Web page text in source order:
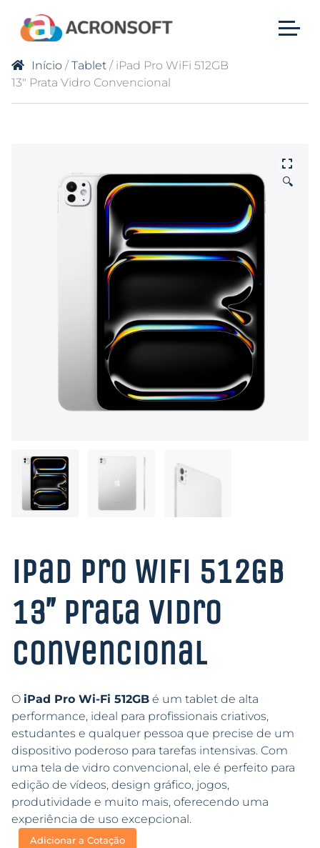
Início /Tablet / iPad Pro WiFi 512GB
13″ Prata Vidro Convencional
🔍
iPad Pro WiFi 512GB
13″ Prata Vidro
Convencional
O iPad Pro Wi-Fi 512GB é um tablet de alta
performance, ideal para profissionais criativos,
estudantes e qualquer pessoa que precise de um
dispositivo poderoso para tarefas intensivas. Com
uma tela de vidro convencional, ele é perfeito para
edição de vídeos, design gráfico, jogos,
produtividade e muito mais, oferecendo uma
experiência de uso excepcional.
Adicionar a Cotação